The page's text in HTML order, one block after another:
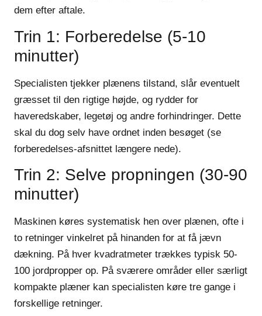
dem efter aftale.
Trin 1: Forberedelse (5-10
minutter)
Specialisten tjekker plænens tilstand, slår eventuelt
græsset til den rigtige højde, og rydder for
haveredskaber, legetøj og andre forhindringer. Dette
skal du dog selv have ordnet inden besøget (se
forberedelses-afsnittet længere nede).
Trin 2: Selve propningen (30-90
minutter)
Maskinen køres systematisk hen over plænen, ofte i
to retninger vinkelret på hinanden for at få jævn
dækning. På hver kvadratmeter trækkes typisk 50-
100 jordpropper op. På sværere områder eller særligt
kompakte plæner kan specialisten køre tre gange i
forskellige retninger.